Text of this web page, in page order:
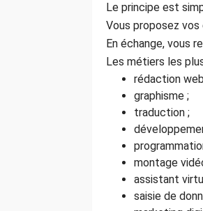
Le principe est
Vous proposez
En échange, vous
Les métiers les
rédaction
graphisme ;
traduction ;
montage
assistant
saisie de